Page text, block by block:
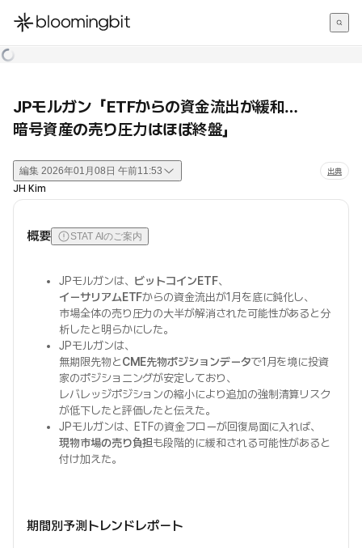
한국어
JPモルガン「ETFからの資金流出が緩和…
暗号資産の売り圧力はほぼ終盤」
編集 2026年01月08日 午前11:53 出典
JH Kim
概要 STAT AIのご案内
JPモルガンは、 ビットコインETF、
イーサリアムETFからの資金流出が1月を底に鈍化し、
市場全体の売り圧力の大半が解消された可能性があると分
析したと明らかにした。
JPモルガンは、
無期限先物とCME先物ポジションデータで1月を境に投資
家のポジショニングが安定しており、
レバレッジポジションの縮小により追加の強制清算リスク
が低下したと評価したと伝えた。
JPモルガンは、ETFの資金フローが回復局面に入れば、
現物市場の売り負担も段階的に緩和される可能性があると
付け加えた。
期間別予測トレンドレポート